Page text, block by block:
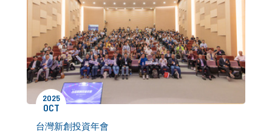
2025
OCT
台灣新創投資年會